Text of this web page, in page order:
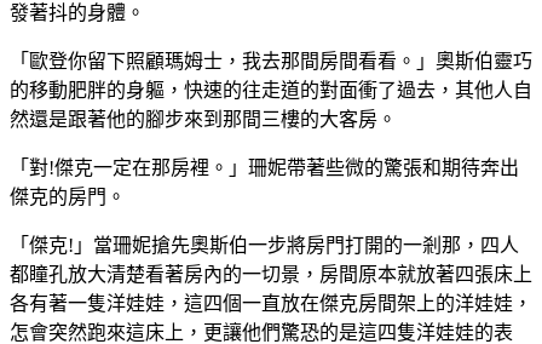
發著抖的身體。
「歐登你留下照顧瑪姆士，我去那間房間看看。」奧斯伯靈巧
的移動肥胖的身軀，快速的往走道的對面衝了過去，其他人自
然還是跟著他的腳步來到那間三樓的大客房。
「對!傑克一定在那房裡。」珊妮帶著些微的驚張和期待奔出
傑克的房門。
「傑克!」當珊妮搶先奧斯伯一步將房門打開的一剎那，四人
都瞳孔放大清楚看著房內的一切景，房間原本就放著四張床上
各有著一隻洋娃娃，這四個一直放在傑克房間架上的洋娃娃，
怎會突然跑來這床上，更讓他們驚恐的是這四隻洋娃娃的表